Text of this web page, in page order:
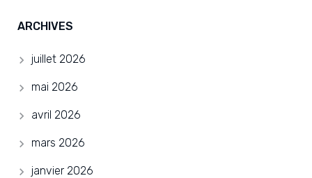
ARCHIVES
juillet 2026
mai 2026
avril 2026
mars 2026
janvier 2026